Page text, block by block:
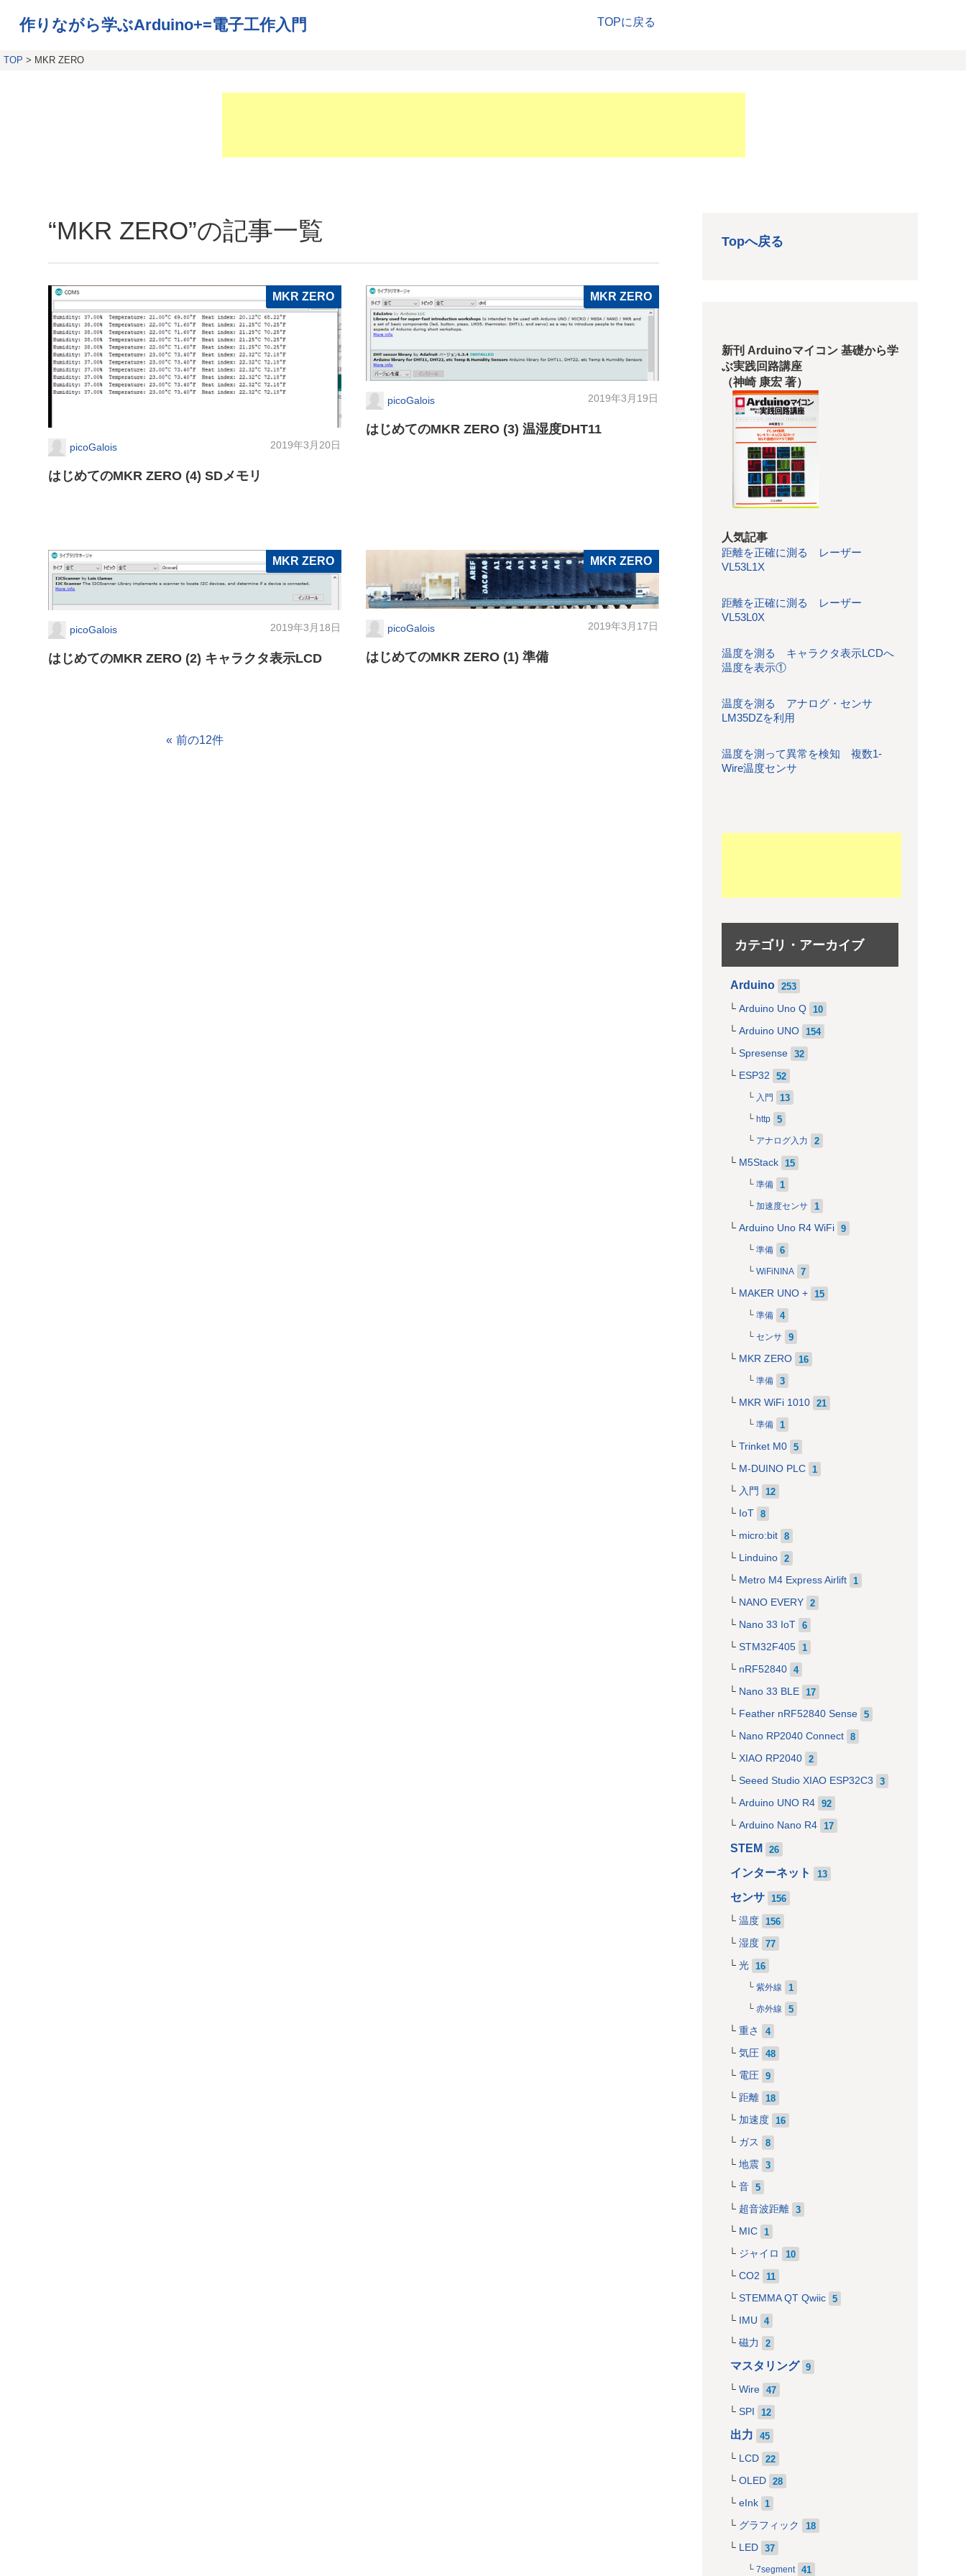
TOPに戻る
作りながら学ぶArduino+=電子工作入門
TOP > MKR ZERO
“MKR ZERO”の記事一覧
MKR ZERO
picoGalois 2019年3月20日
はじめてのMKR ZERO (4) SDメモリ
MKR ZERO
picoGalois 2019年3月19日
はじめてのMKR ZERO (3) 温湿度DHT11
MKR ZERO
picoGalois 2019年3月18日
はじめてのMKR ZERO (2) キャラクタ表示LCD
MKR ZERO
picoGalois 2019年3月17日
はじめてのMKR ZERO (1) 準備
前の12件
Topへ戻る
新刊 Arduinoマイコン 基礎から学
ぶ実践回路講座
（神崎 康宏 著）
人気記事
距離を正確に測る レーザー
VL53L1X
距離を正確に測る レーザー
VL53L0X
温度を測る キャラクタ表示LCDへ
温度を表示①
温度を測る アナログ・センサ
LM35DZを利用
温度を測って異常を検知 複数1-
Wire温度センサ
カテゴリ・アーカイブ
Arduino 253
Arduino Uno Q 10
Arduino UNO 154
Spresense 32
ESP32 52
入門 13
http 5
アナログ入力 2
M5Stack 15
準備 1
加速度センサ 1
Arduino Uno R4 WiFi 9
準備 6
WiFiNINA 7
MAKER UNO + 15
準備 4
センサ 9
MKR ZERO 16
準備 3
MKR WiFi 1010 21
準備 1
Trinket M0 5
M-DUINO PLC 1
入門 12
IoT 8
micro:bit 8
Linduino 2
Metro M4 Express Airlift 1
NANO EVERY 2
Nano 33 IoT 6
STM32F405 1
nRF52840 4
Nano 33 BLE 17
Feather nRF52840 Sense 5
Nano RP2040 Connect 8
XIAO RP2040 2
Seeed Studio XIAO ESP32C3 3
Arduino UNO R4 92
Arduino Nano R4 17
STEM 26
インターネット 13
センサ 156
温度 156
湿度 77
光 16
紫外線 1
赤外線 5
重さ 4
気圧 48
電圧 9
距離 18
加速度 16
ガス 8
地震 3
音 5
超音波距離 3
MIC 1
ジャイロ 10
CO2 11
STEMMA QT Qwiic 5
IMU 4
磁力 2
マスタリング 9
Wire 47
SPI 12
出力 45
LCD 22
OLED 28
eInk 1
グラフィック 18
LED 37
7segment 41